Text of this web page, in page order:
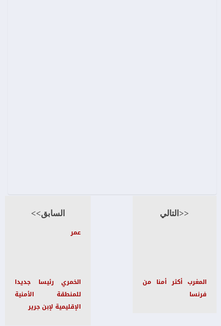
السابق>>
عمر
الخمري رئيسا جديدا
للمنطقة الأمنية
الإقليمية لإبن جرير
<<التالي
المغرب أكثر أمنا من
فرنسا